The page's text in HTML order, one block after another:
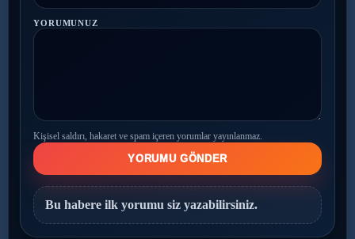
YORUMUNUZ
Kişisel saldırı, hakaret ve spam içeren yorumlar yayınlanmaz.
YORUMU GÖNDER
Bu habere ilk yorumu siz yazabilirsiniz.